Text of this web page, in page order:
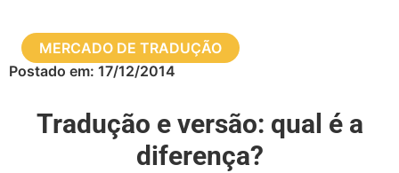
MERCADO DE TRADUÇÃO
Postado em: 17/12/2014
Tradução e versão: qual é a
diferença?